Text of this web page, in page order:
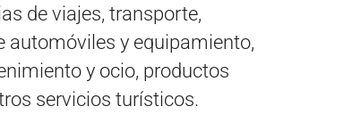
de viajes, transporte,
automóviles y equipamiento,
y ocio, productos
servicios turísticos.